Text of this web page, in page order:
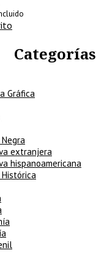
Categorías
Gráfica
extranjera
hispanoamericana